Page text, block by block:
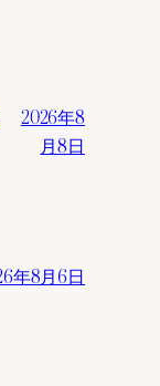
2026年8
月8日
年8月6日